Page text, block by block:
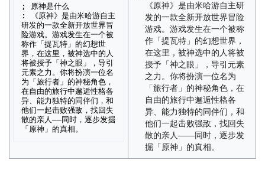
; 原神是什么
: 《原神》是由米哈游自主
研发的一款全新开放世界冒
险游戏。游戏发生在一个被
称作「提瓦特」的幻想世
界，在这里，被神选中的人
将被授予「神之眼」，导引
元素之力。你将扮演一位名
为「旅行者」的神秘角色，
在自由的旅行中邂逅性格各
异、能力独特的同伴们，和
他们一起击败强敌，找回失
散的亲人——同时，逐步发掘
《原神》是由米哈游自主研
发的一款全新开放世界冒险
游戏。游戏发生在一个被称
作「提瓦特」的幻想世界，
在这里，被神选中的人将被
授予「神之眼」，导引元素
之力。你将扮演一位名为
「旅行者」的神秘角色，在
自由的旅行中邂逅性格各
异、能力独特的同伴们，和
他们一起击败强敌，找回失
散的亲人——同时，逐步发
掘「原神」的真相。